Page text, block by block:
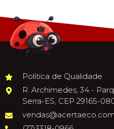
Política de Qualidade
R. Archimedes, 34 -
Serra-ES, CEP 29165-